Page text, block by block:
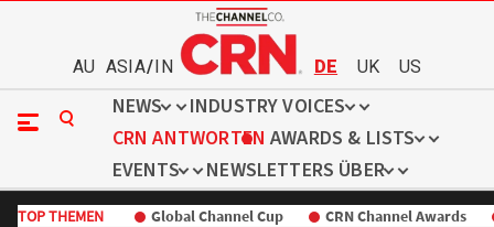
AU ASIA/IN DE UK US
NEWS
INDUSTRY VOICES
CRN ANTWORTEN AWARDS & LISTS
EVENTS
NEWSLETTERS ÜBER
TOP THEMEN Global Channel Cup CRN Channel Awards